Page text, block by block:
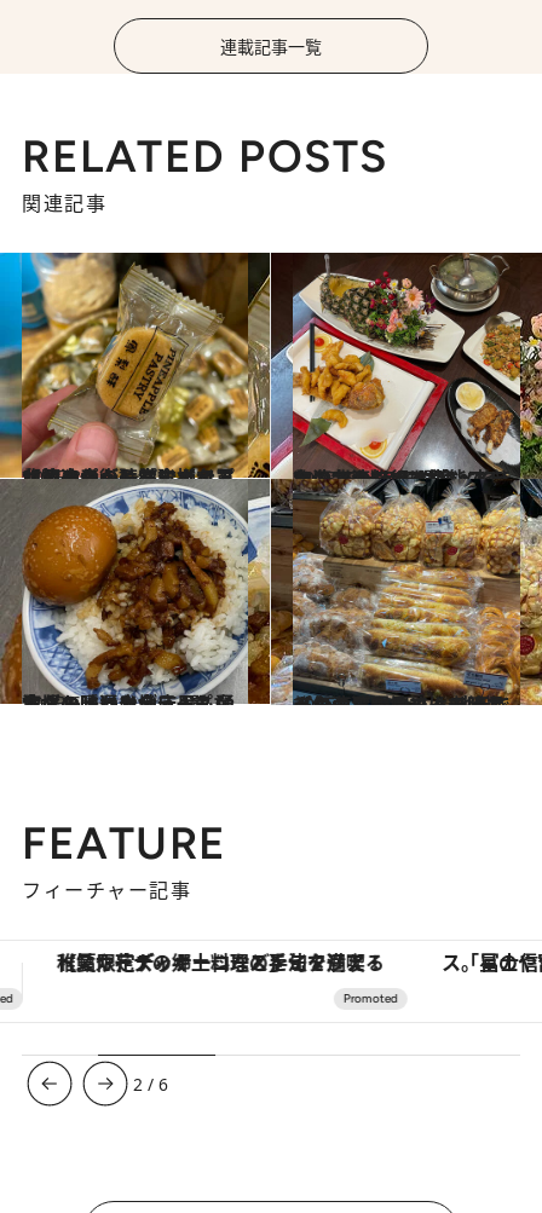
連載記事一覧
RELATED POSTS
関連記事
2025.8.1
【初めから読む】【台北・迪化街】パイナップルケーキから漢方まで！ 台湾土産が一気に揃う買い物スポット完全ガイド
旅＆お出かけ 2025.7.1
次の台湾旅行は“食べてきれい”を叶えるグルメ旅！ 台湾フルーツを堪能できる台北のおすすめレストラン＆カフェ3選
旅＆お出かけ
2025.6.1
本場の味に出会う！ 台湾グルメ通や地元民も通う、ちょっとディープな台北の隠れた名店4選
旅＆お出かけ 2025.5.1
【台湾】現地コーディネーターおすすめ！ 地元で人気のパン屋さんで味わう、台湾ならではの絶品パン
旅＆お出かけ
FEATURE
フィーチャー記事
「星のや富士」でデジタルデトックス。冨士信仰の歴史を辿り、心身を調える。 ヴァシュロン・コンスタンタ
3 /6